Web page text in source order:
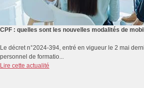
CPF : quelles sont les nouvelles modalités de
Le décret n°2024-394, entré en vigueur le 2 mai
personnel de formatio...
Lire cette actualité